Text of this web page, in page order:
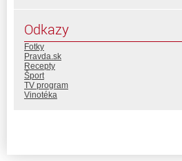
Odkazy
Fotky
Pravda.sk
Recepty
Šport
TV program
Vinotéka